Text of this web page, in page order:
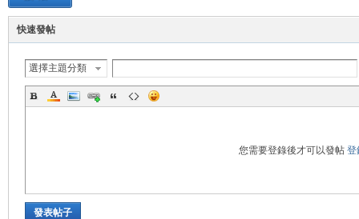
快速發帖
選擇主題分類
您需要登錄後才可以發帖 登
發表帖子